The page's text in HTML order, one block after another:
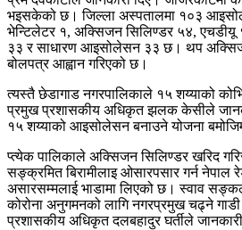
भइसकेको छ। जिल्ला अस्पतालमा १०३
भेन्टिलेटर १, अक्सिजन सिलिण्डर ५४, एचडीयू
३३ र साधारण आइसोलेसन ३३ छ। थप
बोलपत्र आह्वान गरिएको छ।
त्यस्तै छेडागाड नगरपालिकाले १५ शय्याको
प्रमुख प्रशासकीय अधिकृत झलक केसीले
१५ शय्याको आइसोलेसन बनाउने योजना
प्त्येक पालिकाले अक्सिजन सिलिण्डर खरिद
सङ्क्रमित बिरामीलाइ ओसारपसार गर्न नेपाल
असारसम्मलाई भाडामा लिएको छ। स्वाव
कोरोना अनुगमनको लागि नगरप्रमुख चढ्ने
प्रशासकीय अधिकृत दलबहादुर घर्तीले जानकारी